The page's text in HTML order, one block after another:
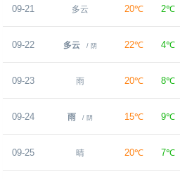
09-21 多云 20℃ 2℃
09-22 多云 / 阴 22℃ 4℃
09-23 雨 20℃ 8℃
09-24 雨 / 阴 15℃ 9℃
09-25 晴 20℃ 7℃